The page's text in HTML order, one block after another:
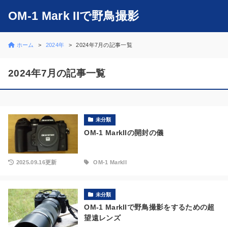
OM-1 Mark IIで野鳥撮影
ホーム 2024年 2024年7月の記事一覧
2024年7月の記事一覧
未分類
OM-1 MarkIIの開封の儀
2025.09.16更新 OM-1 MarkII
未分類
OM-1 MarkIIで野鳥撮影をするための超
望遠レンズ